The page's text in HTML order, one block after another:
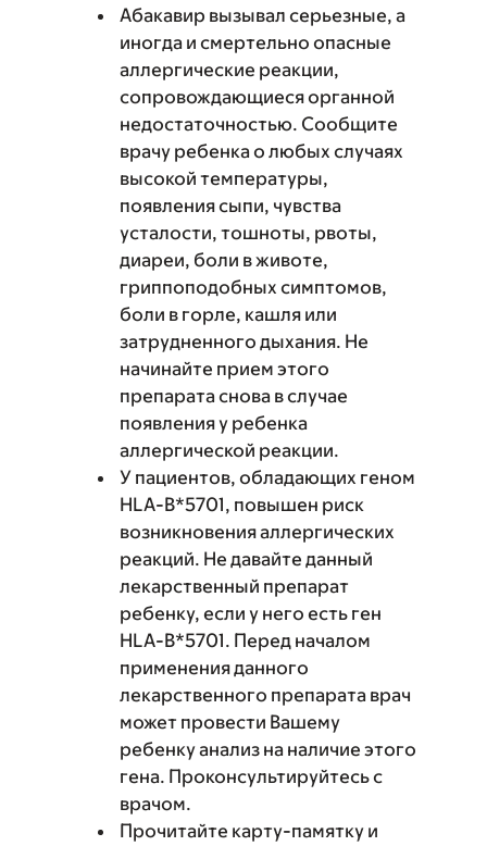
Абакавир вызывал серьезные, а
иногда и смертельно опасные
аллергические реакции,
сопровождающиеся органной
недостаточностью. Сообщите
врачу ребенка о любых случаях
высокой температуры,
появления сыпи, чувства
усталости, тошноты, рвоты,
диареи, боли в животе,
гриппоподобных симптомов,
боли в горле, кашля или
затрудненного дыхания. Не
начинайте прием этого
препарата снова в случае
появления у ребенка
аллергической реакции.
У пациентов, обладающих геном
HLA-B*5701, повышен риск
возникновения аллергических
реакций. Не давайте данный
лекарственный препарат
ребенку, если у него есть ген
HLA-B*5701. Перед началом
применения данного
лекарственного препарата врач
может провести Вашему
ребенку анализ на наличие этого
гена. Проконсультируйтесь с
врачом.
Прочитайте карту-памятку и